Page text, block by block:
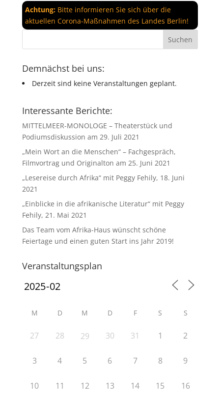
Achtung:Bitte informieren Sie sich über die
aktuellen Corona-Maßnahmen des Landes Berlin!
Demnächst bei uns:
Derzeit sind keine Veranstaltungen geplant.
Interessante Berichte:
MITTELMEER-MONOLOGE – Theaterstück und
Podiumsdiskussion am 29. Juli 2021
„Mein Wort an die Menschen“ – Fachgespräch,
Filmvortrag und Originalton am 25. Juni 2021
„Lesereise durch Afrika“ mit Peggy Fehily, 18. Juni
2021
„Einblicke in die afrikanische Literatur“ mit Peggy
Fehily, 21. Mai 2021
Das Team vom Afrika-Haus wünscht schöne
Feiertage und einen guten Start ins Jahr 2019!
Veranstaltungsplan
M D M D F S S
27 28 29 30 31 1 2
3 4 5 6 7 8 9
10 11 12 13 14 15 16